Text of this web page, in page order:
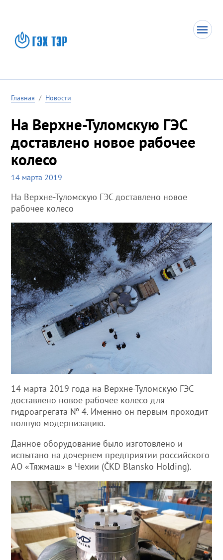
Главная / Новости
На Верхне-Туломскую ГЭС
доставлено новое рабочее
колесо
14 марта 2019
На Верхне-Туломскую ГЭС доставлено новое
рабочее колесо
14 марта 2019 года на Верхне-Туломскую ГЭС
доставлено новое рабочее колесо для
гидроагрегата № 4. Именно он первым проходит
полную модернизацию.
Данное оборудование было изготовлено и
испытано на дочернем предприятии российского
АО «Тяжмаш» в Чехии (ČKD Blansko Holding).